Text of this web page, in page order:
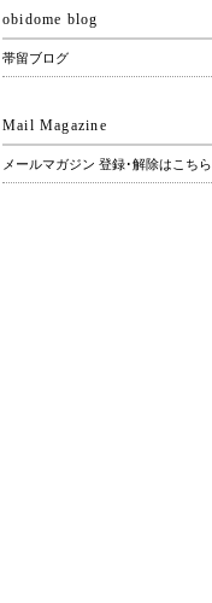
obidome blog
帯留ブログ
Mail Magazine
メールマガジン 登録･解除はこちら